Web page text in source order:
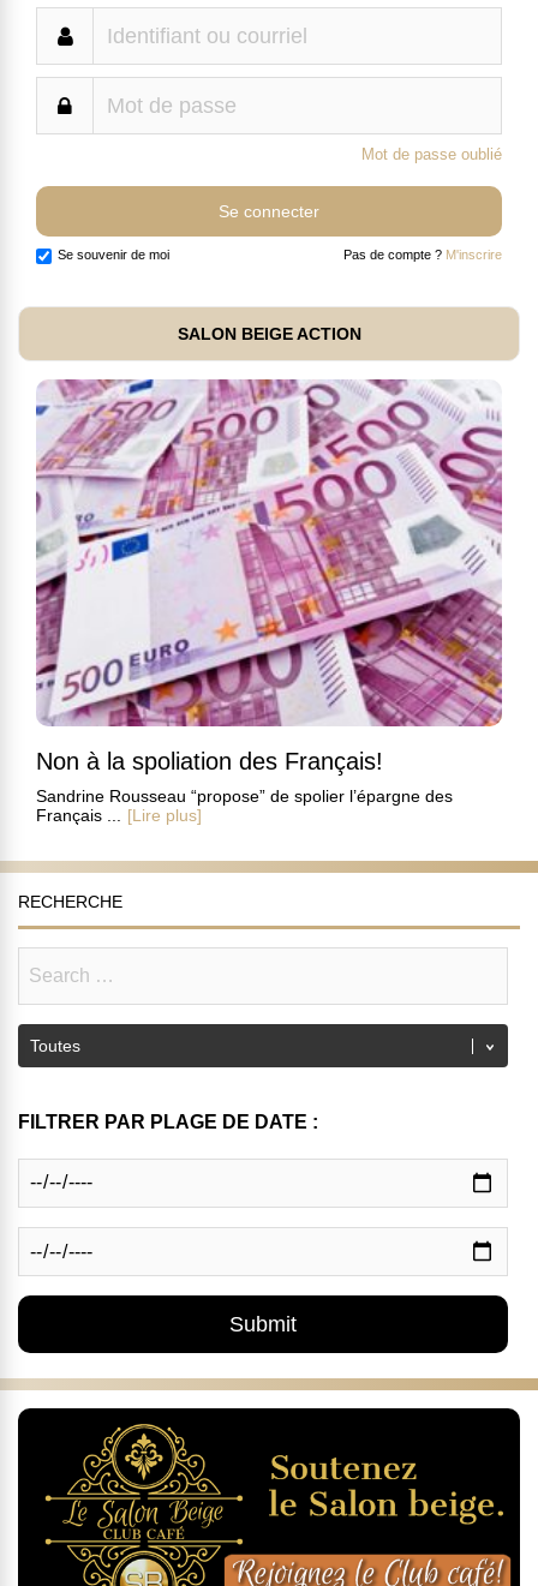
Mot de passe oublié
Se souvenir de moi Pas de compte ? M'inscrire
SALON BEIGE ACTION
Non à la spoliation des Français!
Sandrine Rousseau “propose” de spolier l’épargne des
Français ...
[Lire plus]
RECHERCHE
FILTRER PAR PLAGE DE DATE :